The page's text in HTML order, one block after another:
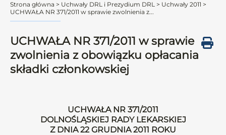
Strona główna > Uchwały DRL i Prezydium DRL > Uchwały 2011 >
UCHWAŁA NR 371/2011 w sprawie zwolnienia z...
UCHWAŁA NR 371/2011 w sprawie
zwolnienia z obowiązku opłacania
składki członkowskiej
UCHWAŁA NR 371/2011
DOLNOŚLĄSKIEJ RADY LEKARSKIEJ
Z DNIA 22 GRUDNIA 2011 ROKU